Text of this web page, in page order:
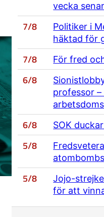
vecka
7/8
Politiker i
häktad för
7/8 För fred
6/8
professor
6/8 SOK
5/8
5/8
Jojo-
för att